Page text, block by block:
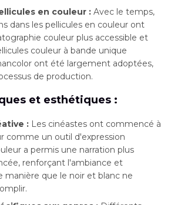
en couleur : Avec le temps,
dans les pellicules en couleur ont
couleur plus accessible et
couleur à bande unique
ont été largement adoptées,
de production.
et esthétiques :
: Les cinéastes ont commencé à
comme un outil d'expression
a permis une narration plus
renforçant l'ambiance et
manière que le noir et blanc ne